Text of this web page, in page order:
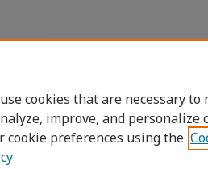
cookies that are necessary
improve, and personalize
cookie preferences using the